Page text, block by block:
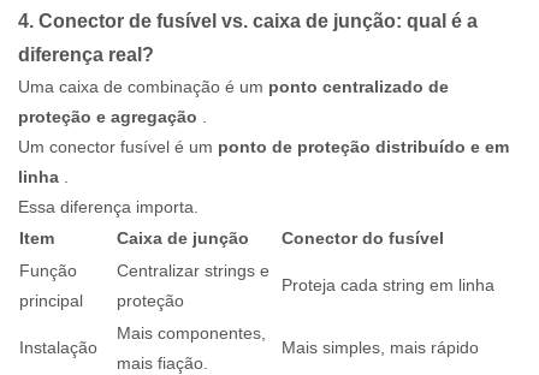
4. Conector de fusível vs. caixa de junção: qual é a
diferença real?
Uma caixa de combinação é um ponto centralizado de
proteção e agregação .
Um conector fusível é um ponto de proteção distribuído e em
linha .
Essa diferença importa.
Item
Caixa de junção
Conector do fusível
Função
principal
Centralizar strings e
proteção
Proteja cada string em linha
Instalação
Mais componentes,
mais fiação.
Mais simples, mais rápido